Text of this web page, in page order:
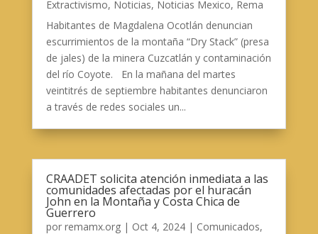
Extractivismo, Noticias, Noticias Mexico, Rema
Habitantes de Magdalena Ocotlán denuncian
escurrimientos de la montaña “Dry Stack” (presa
de jales) de la minera Cuzcatlán y contaminación
del río Coyote. En la mañana del martes
veintitrés de septiembre habitantes denunciaron
a través de redes sociales un...
CRAADET solicita atención inmediata a las
comunidades afectadas por el huracán
John en la Montaña y Costa Chica de
Guerrero
por remamx.org| Oct 4, 2024| Comunicados,